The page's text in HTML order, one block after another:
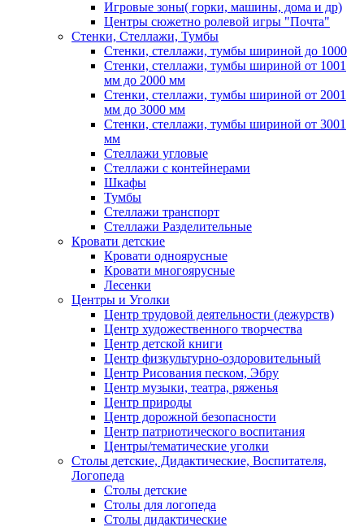
Игровые зоны( горки, машины, дома и др)
Центры сюжетно ролевой игры "Почта"
Стенки, Стеллажи, Тумбы
Стенки, стеллажи, тумбы шириной до 1000
Стенки, стеллажи, тумбы шириной от 1001
мм до 2000 мм
Стенки, стеллажи, тумбы шириной от 2001
мм до 3000 мм
Стенки, стеллажи, тумбы шириной от 3001
мм
Стеллажи угловые
Стеллажи с контейнерами
Шкафы
Тумбы
Стеллажи транспорт
Стеллажи Разделительные
Кровати детские
Кровати одноярусные
Кровати многоярусные
Лесенки
Центры и Уголки
Центр трудовой деятельности (дежурств)
Центр художественного творчества
Центр детской книги
Центр физкультурно-оздоровительный
Центр Рисования песком, Эбру
Центр музыки, театра, ряженья
Центр природы
Центр дорожной безопасности
Центр патриотического воспитания
Центры/тематические уголки
Столы детские, Дидактические, Воспитателя,
Логопеда
Столы детские
Столы для логопеда
Столы дидактические